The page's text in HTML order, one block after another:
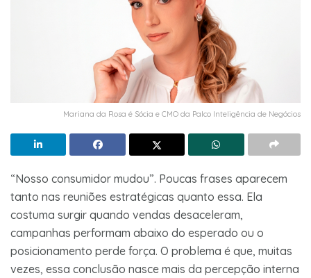
Mariana da Rosa é Sócia e CMO da Palco Inteligência de Negócios
“Nosso consumidor mudou”. Poucas frases aparecem
tanto nas reuniões estratégicas quanto essa. Ela
costuma surgir quando vendas desaceleram,
campanhas performam abaixo do esperado ou o
posicionamento perde força. O problema é que, muitas
vezes, essa conclusão nasce mais da percepção interna